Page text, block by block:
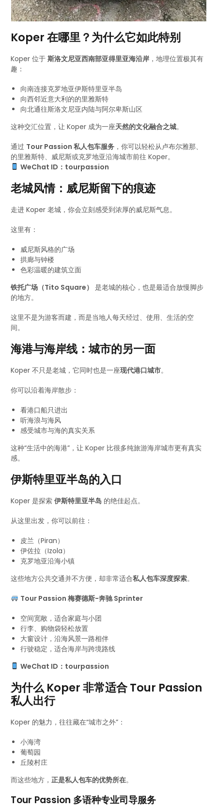
Koper 在哪里？为什么它如此特别
Koper 位于斯洛文尼亚西南部亚得里亚海沿岸 ，地理位置极其有
趣：
向南连接克罗地亚伊斯特里亚半岛
向西邻近意大利的的里雅斯特
向北通往斯洛文尼亚内陆与阿尔卑斯山区
这种交汇位置，让 Koper 成为一座天然的文化融合之城。
通过 Tour Passion 私人包车服务 ，你可以轻松从卢布尔雅那、
的里雅斯特、威尼斯或克罗地亚沿海城市前往 Koper。
WeChat ID：tourpassion
老城风情：威尼斯留下的痕迹
走进 Koper 老城，你会立刻感受到浓厚的威尼斯气息。
这里有：
威尼斯风格的广场
拱廊与钟楼
色彩温暖的建筑立面
铁托广场（Tito Square） 是老城的核心，也是最适合放慢脚步
的地方。
这里不是为游客而建，而是当地人每天经过、使用、生活的空
间。
海港与海岸线：城市的另一面
Koper 不只是老城，它同时也是一座现代港口城市。
你可以沿着海岸散步：
看港口船只进出
听海浪与海风
感受城市与海的真实关系
这种“生活中的海港”，让 Koper 比很多纯旅游海岸城市更有真实
感。
伊斯特里亚半岛的入口
Koper 是探索伊斯特里亚半岛 的绝佳起点。
从这里出发，你可以前往：
皮兰（Piran）
伊佐拉（Izola）
克罗地亚沿海小镇
这些地方公共交通并不方便，却非常适合私人包车深度探索。
Tour Passion 梅赛德斯-奔驰 Sprinter
空间宽敞，适合家庭与小团
行李、购物袋轻松放置
大窗设计，沿海风景一路相伴
行驶稳定，适合海岸与跨境路线
WeChat ID：tourpassion
为什么 Koper 非常适合 Tour Passion
私人出行
Koper 的魅力，往往藏在“城市之外”：
小海湾
葡萄园
丘陵村庄
而这些地方，正是私人包车的优势所在。
Tour Passion 多语种专业司导服务